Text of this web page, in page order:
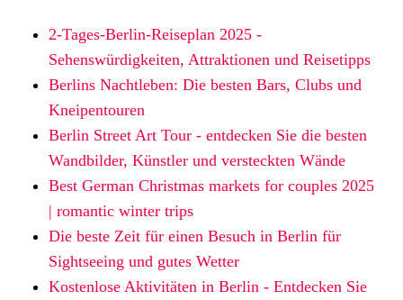
2-Tages-Berlin-Reiseplan 2025 -
Sehenswürdigkeiten, Attraktionen und Reisetipps
Berlins Nachtleben: Die besten Bars, Clubs und
Kneipentouren
Berlin Street Art Tour - entdecken Sie die besten
Wandbilder, Künstler und versteckten Wände
Best German Christmas markets for couples 2025
| romantic winter trips
Die beste Zeit für einen Besuch in Berlin für
Sightseeing und gutes Wetter
Kostenlose Aktivitäten in Berlin - Entdecken Sie